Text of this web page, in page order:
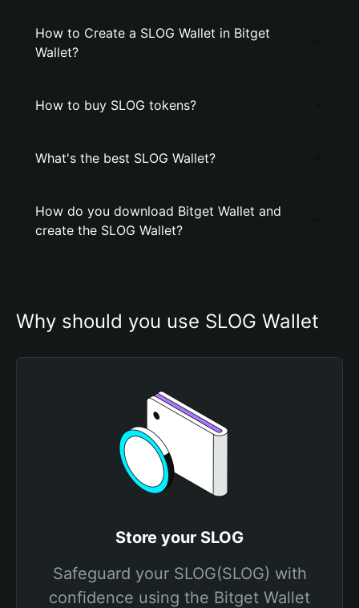
How to Create a SLOG Wallet in Bitget
Wallet?
How to buy SLOG tokens?
What's the best SLOG Wallet?
How do you download Bitget Wallet and
create the SLOG Wallet?
Why should you use SLOG Wallet
Store your SLOG
Safeguard your SLOG(SLOG) with
confidence using the Bitget Wallet